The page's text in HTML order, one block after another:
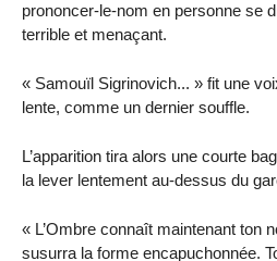
prononcer-le-nom en personne se
terrible et menaçant.
« Samouïl Sigrinovich... » fit une
lente, comme un dernier souffle.
L’apparition tira alors une courte
la lever lentement au-dessus du
« L’Ombre connaît maintenant ton
susurra la forme encapuchonnée.